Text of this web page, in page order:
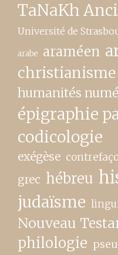
TaNaKh
Université de
arabe araméen
christianisme
humanités
épigraphie
codicologie
exégèse
grec hébreu
judaïsme
Nouveau
philologie